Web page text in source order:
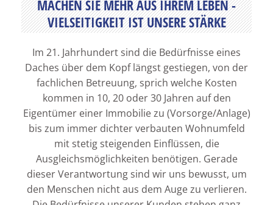
MACHEN SIE MEHR AUS IHREM LEBEN -
VIELSEITIGKEIT IST UNSERE STÄRKE
Im 21. Jahrhundert sind die Bedürfnisse eines
Daches über dem Kopf längst gestiegen, von der
fachlichen Betreuung, sprich welche Kosten
kommen in 10, 20 oder 30 Jahren auf den
Eigentümer einer Immobilie zu (Vorsorge/Anlage)
bis zum immer dichter verbauten Wohnumfeld
mit stetig steigenden Einflüssen, die
Ausgleichsmöglichkeiten benötigen. Gerade
dieser Verantwortung sind wir uns bewusst, um
den Menschen nicht aus dem Auge zu verlieren.